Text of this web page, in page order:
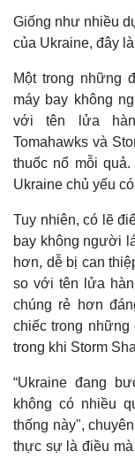
Doanh nghiệp
Thông tin doanh
Doanh nhân
Vì cộng đồng
Giống như nhiều
của Ukraine, đây
Một trong những
máy bay không
với tên lửa
Tomahawks và
thuốc nổ mỗi
Ukraine chủ yếu
Tuy nhiên, có lẽ
bay không người
hơn, dễ bị can
so với tên lửa
chúng rẻ hơn
chiếc trong
trong khi Storm
“Ukraine đang
không có nhiều
thống này",
thực sự là điều